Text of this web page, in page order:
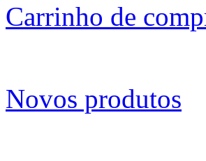
Carrinho de
Novos produtos